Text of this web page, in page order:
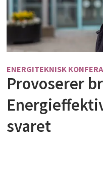
ENERGITEKNISK
Provoserer
svaret